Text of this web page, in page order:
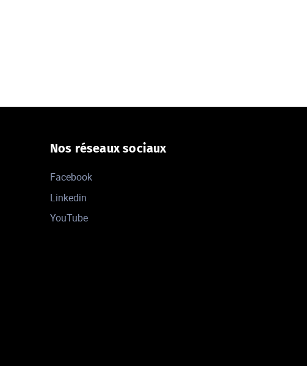
Nos réseaux sociaux
Facebook
Linkedin
YouTube